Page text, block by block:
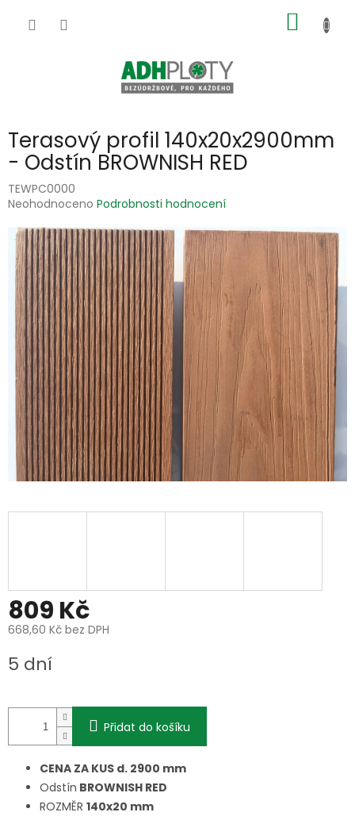
KOŠÍK
Terasový profil 140x20x2900mm
- Odstín BROWNISH RED
TEWPC0000
Průměrné
produktu
0,0
hvězdiček.
Neohodnoceno Podrobnosti hodnocení
809 Kč
668,60 Kč bez DPH
cena:
5 dní
Přidat do košíku
CENA ZA KUS d. 2900 mm
Odstín BROWNISH RED
ROZMĚR 140x20 mm